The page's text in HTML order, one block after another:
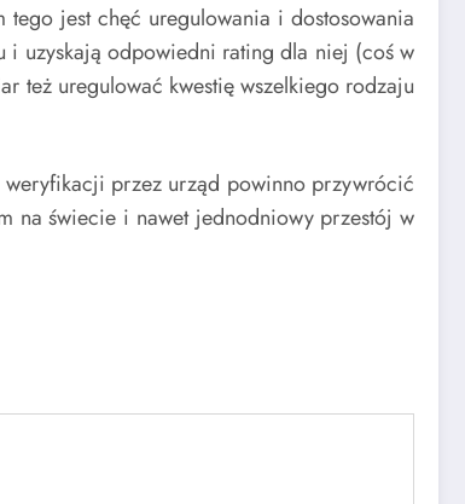
tego jest chęć uregulowania i dostosowania
i uzyskają odpowiedni rating dla niej (coś w
też uregulować kwestię wszelkiego rodzaju
przez urząd powinno przywrócić
na świecie i nawet jednodniowy przestój w